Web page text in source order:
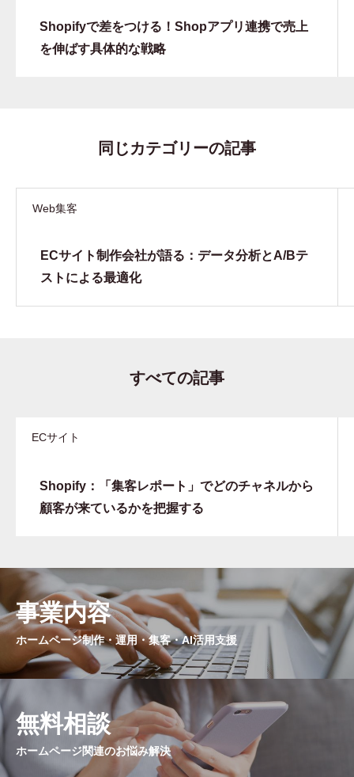
Shopifyで差をつける！Shopアプリ連携で売上
を伸ばす具体的な戦略
同じカテゴリーの記事
Web集客
ECサイト制作会社が語る：データ分析とA/Bテ
ストによる最適化
すべての記事
ECサイト
Shopify：「集客レポート」でどのチャネルから
顧客が来ているかを把握する
事業内容
ホームページ制作・運用・集客・AI活用支援
無料相談
ホームページ関連のお悩み解決